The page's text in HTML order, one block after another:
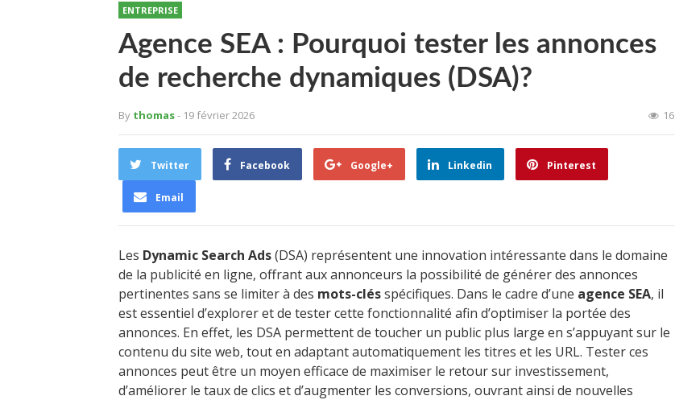
ENTREPRISE
Agence SEA : Pourquoi tester les annonces
de recherche dynamiques (DSA)?
By thomas- 19 février 2026 16
Twitter Facebook Google+ Linkedin Pinterest
Email
Les Dynamic Search Ads(DSA) représentent une innovation intéressante dans le domaine
de la publicité en ligne, offrant aux annonceurs la possibilité de générer des annonces
pertinentes sans se limiter à des mots-clésspécifiques. Dans le cadre d’une agence SEA, il
est essentiel d’explorer et de tester cette fonctionnalité afin d’optimiser la portée des
annonces. En effet, les DSA permettent de toucher un public plus large en s’appuyant sur le
contenu du site web, tout en adaptant automatiquement les titres et les URL. Tester ces
annonces peut être un moyen efficace de maximiser le retour sur investissement,
d’améliorer le taux de clics et d’augmenter les conversions, ouvrant ainsi de nouvelles